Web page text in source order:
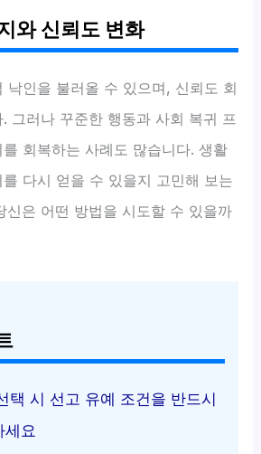
와 신뢰도 변화
낙인을 불러올 수 있으며, 신뢰도 회
그러나 꾸준한 행동과 사회 복귀 프
회복하는 사례도 많습니다. 생활
다시 얻을 수 있을지 고민해 보는
신은 어떤 방법을 시도할 수 있을까
택 시 선고 유예 조건을 반드시
세요